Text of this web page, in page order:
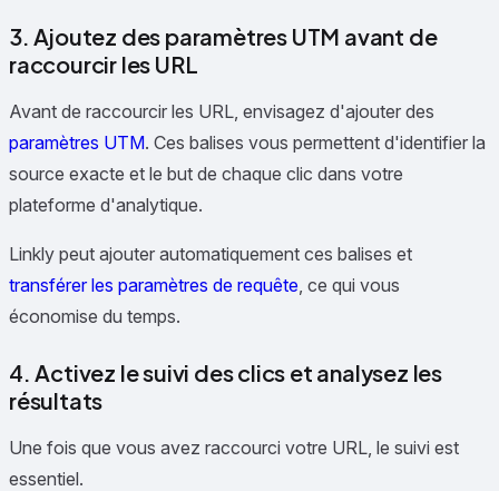
3. Ajoutez des paramètres UTM avant de
raccourcir les URL
Avant de raccourcir les URL, envisagez d'ajouter des
paramètres UTM. Ces balises vous permettent d'identifier la
source exacte et le but de chaque clic dans votre
plateforme d'analytique.
Linkly peut ajouter automatiquement ces balises et
transférer les paramètres de requête , ce qui vous
économise du temps.
4. Activez le suivi des clics et analysez les
résultats
Une fois que vous avez raccourci votre URL, le suivi est
essentiel.